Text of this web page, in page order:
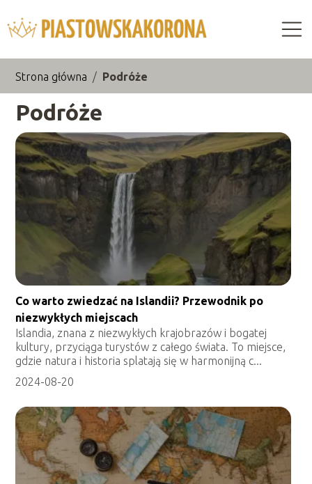
Strona główna / Podróże
Podróże
Co warto zwiedzać na Islandii? Przewodnik po
niezwykłych miejscach
Islandia, znana z niezwykłych krajobrazów i bogatej
kultury, przyciąga turystów z całego świata. To miejsce,
gdzie natura i historia splatają się w harmonijną c...
2024-08-20